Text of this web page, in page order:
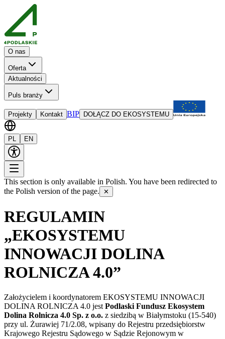
O nas
Oferta
Aktualności
Puls branży
Projekty Kontakt BIP DOŁĄCZ DO EKOSYSTEMU
PL EN
This section is only available in Polish. You have been redirected to
the Polish version of the page.
✕
REGULAMIN
„EKOSYSTEMU
INNOWACJI DOLINA
ROLNICZA 4.0”
Założycielem i koordynatorem EKOSYSTEMU INNOWACJI
DOLINA ROLNICZA 4.0 jest Podlaski Fundusz Ekosystem
Dolina Rolnicza 4.0 Sp. z o.o. z siedzibą w Białymstoku (15-540)
przy ul. Żurawiej 71/2.08, wpisany do Rejestru przedsiębiorstw
Krajowego Rejestru Sądowego w Sądzie Rejonowym w